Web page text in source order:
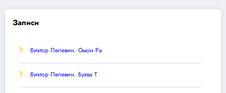
Записи
Виктор Пелевин. Омон Ра
Виктор Пелевин. Буква T